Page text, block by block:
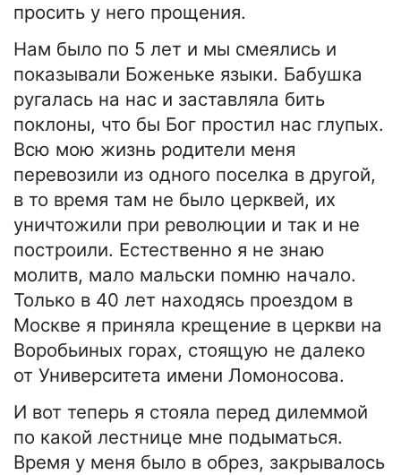
просить у него прощения.
Нам было по 5 лет и мы смеялись и
показывали Боженьке языки. Бабушка
ругалась на нас и заставляла бить
поклоны, что бы Бог простил нас глупых.
Всю мою жизнь родители меня
перевозили из одного поселка в другой,
в то время там не было церквей, их
уничтожили при революции и так и не
построили. Естественно я не знаю
молитв, мало мальски помню начало.
Только в 40 лет находясь проездом в
Москве я приняла крещение в церкви на
Воробьиных горах, стоящую не далеко
от Университета имени Ломоносова.
И вот теперь я стояла перед дилеммой
по какой лестнице мне подыматься.
Время у меня было в обрез, закрывалось